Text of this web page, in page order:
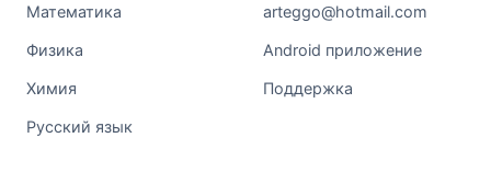
Математика
Физика
Химия
Русский язык
arteggo@hotmail.com
Android приложение
Поддержка